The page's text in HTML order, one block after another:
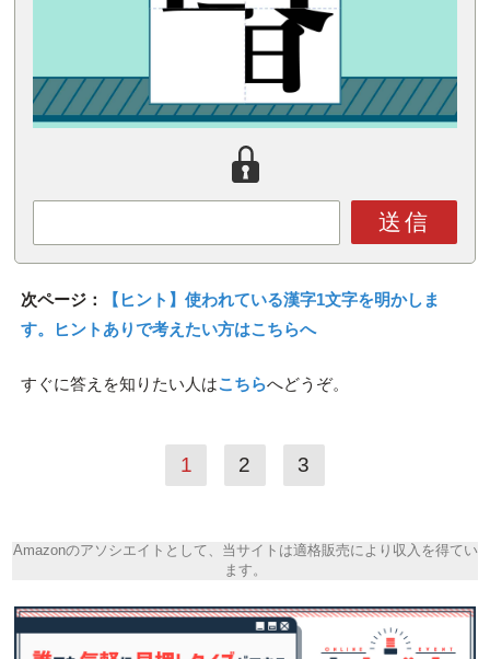
送信
次ページ：
【ヒント】使われている漢字1文字を明かしま
す。ヒントありで考えたい方はこちらへ
すぐに答えを知りたい人はこちらへどうぞ。
1 2 3
Amazonのアソシエイトとして、当サイトは適格販売により収入を得てい
ます。